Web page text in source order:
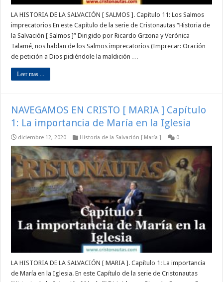
LA HISTORIA DE LA SALVACIÓN [ SALMOS ]. Capítulo 11: Los Salmos
imprecatorios En este Capítulo de la serie de Cristonautas “Historia de
la Salvación [ Salmos ]” Dirigido por Ricardo Grzona y Verónica
Talamé, nos hablan de los Salmos imprecatorios (Imprecar: Oración
de petición a Dios pidiéndole la maldición …
Leer mas ...
NAVEGAMOS EN CRISTO [ MARIA ] Capítulo
1: La importancia de María en la Iglesia
diciembre 12, 2020 Historia de la Salvación [ María ] 0
LA HISTORIA DE LA SALVACIÓN [ MARIA ]. Capítulo 1: La importancia
de María en la Iglesia. En este Capítulo de la serie de Cristonautas